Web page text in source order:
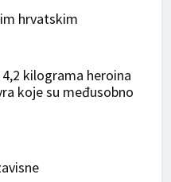
hrvatskim
kilograma heroina
koje su međusobno